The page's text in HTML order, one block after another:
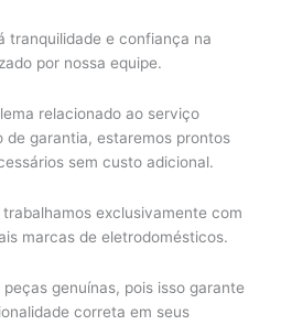
tranquilidade e confiança na
por nossa equipe.
relacionado ao serviço
de garantia, estaremos prontos
sem custo adicional.
exclusivamente com
marcas de eletrodomésticos.
genuínas, pois isso garante
correta em seus